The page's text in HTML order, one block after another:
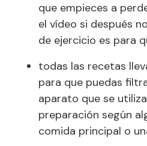
que empieces a
el vídeo si después
de ejercicio es para
todas las recetas
para que puedas
aparato que se
preparación según
comida principal o